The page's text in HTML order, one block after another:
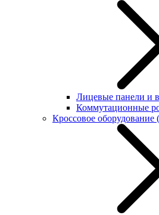
Лицевые панели и
Коммутационные
Кроссовое оборудование